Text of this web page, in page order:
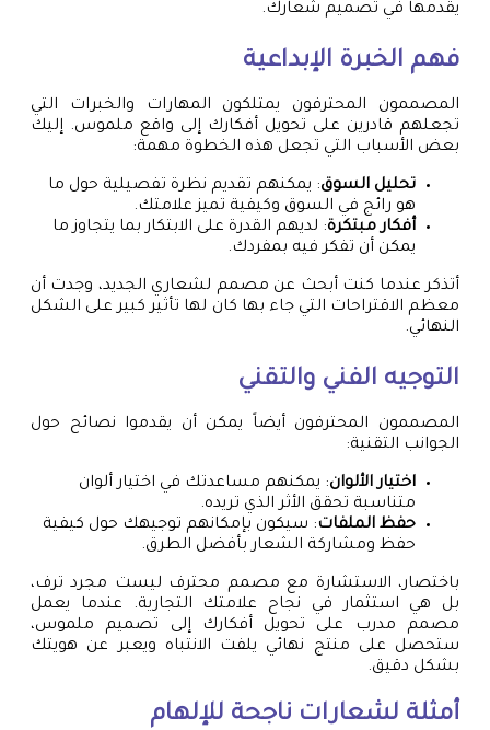
يقدمها في تصميم شعارك.
فهم الخبرة الإبداعية
المصممون المحترفون يمتلكون المهارات والخبرات التي
تجعلهم قادرين على تحويل أفكارك إلى واقع ملموس. إليك
بعض الأسباب التي تجعل هذه الخطوة مهمة:
تحليل السوق: يمكنهم تقديم نظرة تفصيلية حول ما
هو رائج في السوق وكيفية تميز علامتك.
أفكار مبتكرة: لديهم القدرة على الابتكار بما يتجاوز ما
يمكن أن تفكر فيه بمفردك.
أتذكر عندما كنت أبحث عن مصمم لشعاري الجديد، وجدت أن
معظم الاقتراحات التي جاء بها كان لها تأثير كبير على الشكل
النهائي.
التوجيه الفني والتقني
المصممون المحترفون أيضاً يمكن أن يقدموا نصائح حول
الجوانب التقنية:
اختيار الألوان: يمكنهم مساعدتك في اختيار ألوان
متناسبة تحقق الأثر الذي تريده.
حفظ الملفات: سيكون بإمكانهم توجيهك حول كيفية
حفظ ومشاركة الشعار بأفضل الطرق.
باختصار، الاستشارة مع مصمم محترف ليست مجرد ترف،
بل هي استثمار في نجاح علامتك التجارية. عندما يعمل
مصمم مدرب على تحويل أفكارك إلى تصميم ملموس،
ستحصل على منتج نهائي يلفت الانتباه ويعبر عن هويتك
بشكل دقيق.
أمثلة لشعارات ناجحة للإلهام